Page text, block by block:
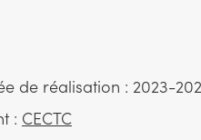
de réalisation : 2023-
: CECTC